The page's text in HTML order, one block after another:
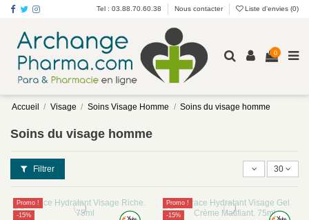
Tel : 03.88.70.60.38 Nous contacter Liste d'envies (0)
0
Accueil Visage Soins Visage Homme Soins du visage homme
Soins du visage homme
Filtrer 30
Promo !
-15%
Promo !
-15%